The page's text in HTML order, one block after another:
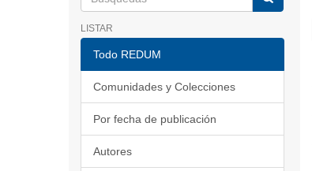
LISTAR
Todo REDUM
Comunidades y Colecciones
Por fecha de publicación
Autores